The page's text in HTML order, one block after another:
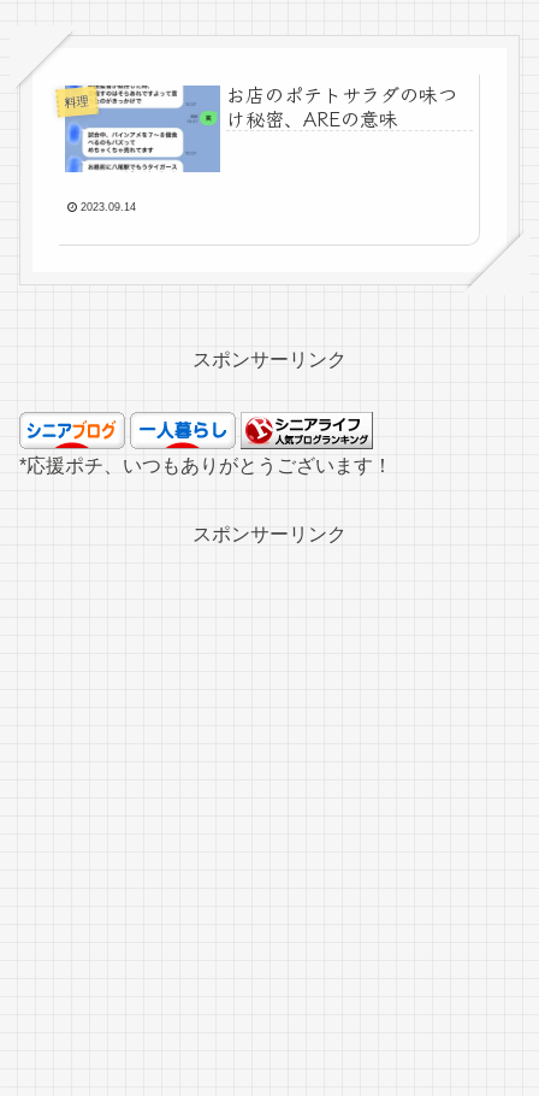
料理
お店のポテトサラダの味つ
け秘密、AREの意味
2023.09.14
スポンサーリンク
*応援ポチ、いつもありがとうございます！
スポンサーリンク